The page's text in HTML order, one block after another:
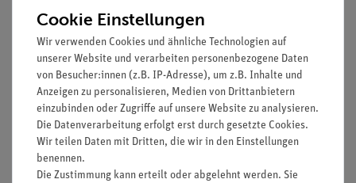
Artikel-Nr.: OPT-M-620-3
1x C-Mount Kamera-
Adapter, für trinokulare
Artikel-Nr.:OPT-M-115
Kamera-Adapter
Cookie Einstellungen
Wir verwenden Cookies und ähnliche Technologien auf
unserer Website und verarbeiten personenbezogene Daten
von Besucher:innen (z.B. IP-Adresse), um z.B. Inhalte und
Anzeigen zu personalisieren, Medien von Drittanbietern
einzubinden oder Zugriffe auf unsere Website zu analysieren.
Die Datenverarbeitung erfolgt erst durch gesetzte Cookies.
Wir teilen Daten mit Dritten, die wir in den Einstellungen
benennen.
Die Zustimmung kann erteilt oder abgelehnt werden. Sie